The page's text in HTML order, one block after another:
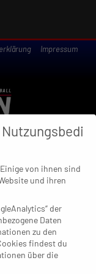
Impressum
René Lönenbach ist
von ihnen sind
und ihren
der
Daten
zu den
findest du
über die